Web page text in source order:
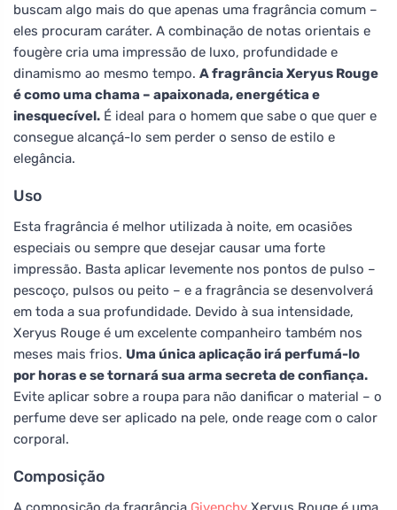
buscam algo mais do que apenas uma fragrância comum –
eles procuram caráter. A combinação de notas orientais e
fougère cria uma impressão de luxo, profundidade e
dinamismo ao mesmo tempo. A fragrância Xeryus Rouge
é como uma chama – apaixonada, energética e
inesquecível. É ideal para o homem que sabe o que quer e
consegue alcançá-lo sem perder o senso de estilo e
elegância.
Uso
Esta fragrância é melhor utilizada à noite, em ocasiões
especiais ou sempre que desejar causar uma forte
impressão. Basta aplicar levemente nos pontos de pulso –
pescoço, pulsos ou peito – e a fragrância se desenvolverá
em toda a sua profundidade. Devido à sua intensidade,
Xeryus Rouge é um excelente companheiro também nos
meses mais frios. Uma única aplicação irá perfumá-lo
por horas e se tornará sua arma secreta de confiança.
Evite aplicar sobre a roupa para não danificar o material – o
perfume deve ser aplicado na pele, onde reage com o calor
corporal.
Composição